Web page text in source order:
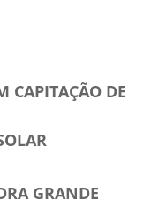
CAPITAÇÃO DE
GRANDE